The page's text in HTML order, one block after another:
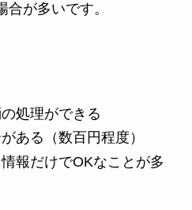
が多いです。
処理ができる
ある（数百円程度）
報だけでOKなことが多